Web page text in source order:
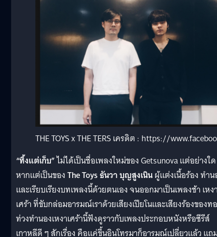
THE TOYS x THE TERS เครดิต : https://
“ทิ้งแต่เก็บ”ไม่ได้เป็นชื่อเพลงใหม่ของ Getsunova แต่อย่างใด
หากแต่เป็นของThe Toys ธันวา บุญสูงเนินผู้แต่งเนื้อร้อง ทำ
และเรียบเรียงบทเพลงนี้ด้วยตนเอง จนออกมาเป็นเพลงช้า เหง
เศร้า ที่ขับกล่อมอารมณ์เราด้วยเสียงเปียโนและเสียงร้องของท
ท่วงทำนองเหงาเศร้านี้ฟังดูราวกับเพลงประกอบหนังหรือซีรีส์
เกาหลีดี ๆ สักเรื่อง คือแค่ขึ้นอินโทรมาก็อารมณ์เปลี่ยวแล้ว แถ